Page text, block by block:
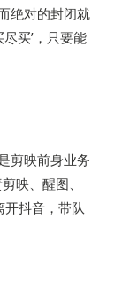
绝对的封闭就
买’，只要能
剪映前身业务
映、醒图、
抖音，带队